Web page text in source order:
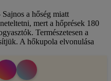
a hőség miatt
mert a hőprések 180
Természetesen a
A hőkupola elvonulása